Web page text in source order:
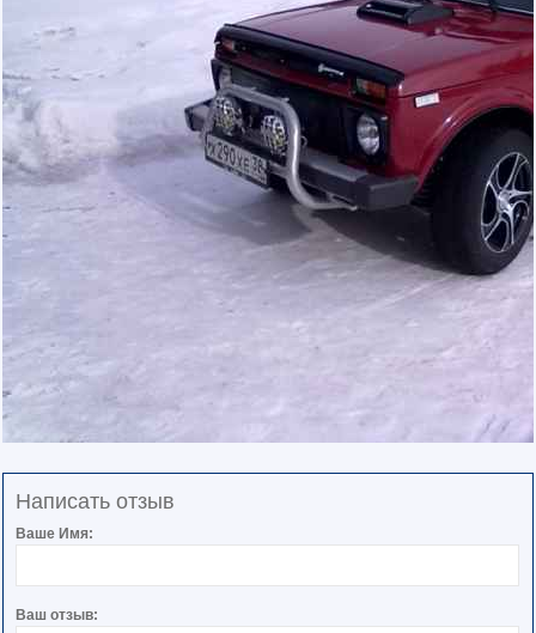
Написать отзыв
Ваше Имя:
Ваш отзыв: